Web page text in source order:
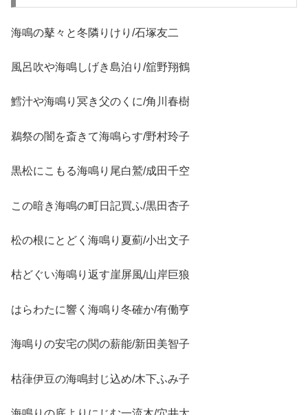
海鳴の鼕々と冬隣りけり/石塚友二
風呂吹や海鳴しげき島泊り/舘野翔鶴
鱈汁や海鳴り冥き父のくに/角川春樹
鵜祭の闇を斎きて海鳴らす/野村玲子
黒松にこもる海鳴り尾白鷲/成田千空
この暗き海鳴の町日記買ふ/黒田杏子
松の根にとどく海鳴り夏薊/小出文子
枯どぐい海鳴り返す崖屏風/山岸巨狼
はらわたに響く海鳴り冬確か/有働亨
海鳴りの安宅の関の薪能/新田美智子
枯葎伊豆の海鳴封じ込め/木下ふみ子